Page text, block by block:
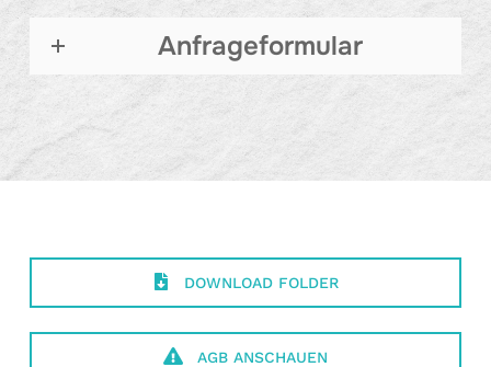
Anfrageformular
DOWNLOAD FOLDER
AGB ANSCHAUEN